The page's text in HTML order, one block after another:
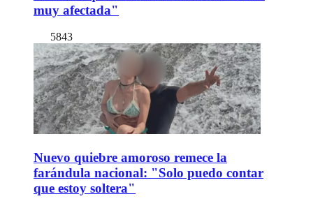
muy afectada"
5843
Nuevo quiebre amoroso remece la
farándula nacional: "Solo puedo contar
que estoy soltera"